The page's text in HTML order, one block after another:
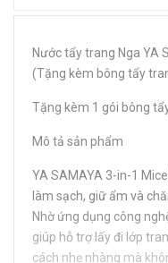
Nước tẩy trang Nga YA
(Tặng kèm bông tẩy
Tặng kèm 1 gói bông
Mô tả sản phẩm
YA SAMAYA 3-in-1
làm sạch, giữ ẩm và
Nhờ ứng dụng công
giúp hỗ trợ lấy đi lớp
cách nhẹ nhàng mà